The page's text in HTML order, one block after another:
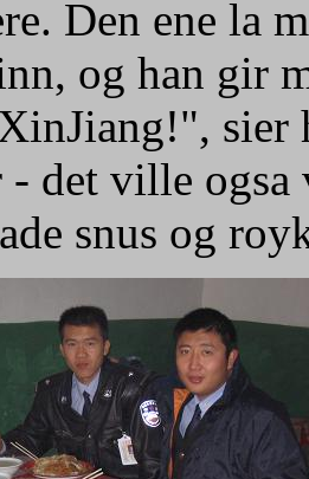
Den ene la
og han gir
sier
det ville ogsa
snus og